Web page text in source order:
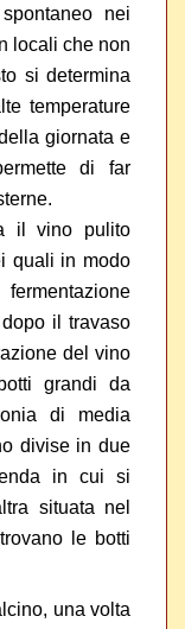
nei
locali che non
si determina
temperature
giornata e
di far
il vino pulito
quali in modo
il travaso
del vino
grandi da
di media
divise in due
in cui si
situata nel
le botti
una volta